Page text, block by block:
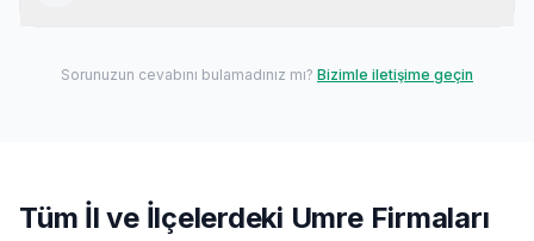
rezervasyon yapabilir, umre transferi kiralayabilir, umre
Sorunuzun cevabını bulamadınız mı? Bizimle iletişime geçin
Tüm İl ve İlçelerdeki Umre Firmaları